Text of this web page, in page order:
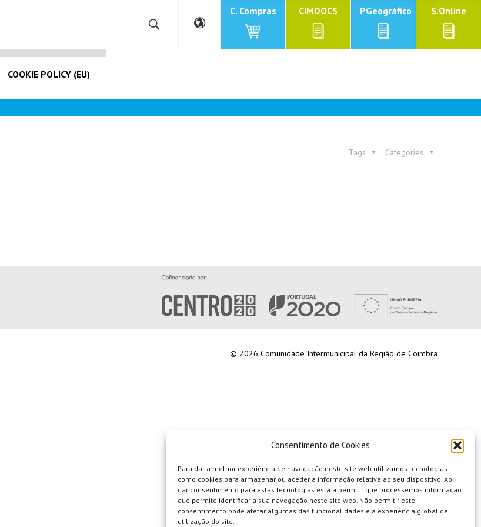
Consentimento de Cookies
Para dar a melhor experiência de navegação neste site web utilizamos tecnologias
como cookies para armazenar ou aceder a informação relativa ao seu dispositivo. Ao
dar consentimento para estas tecnologias está a permitir que processemos informação
que permite identificar a sua navegação neste site web. Não permitir este
consentimento pode afetar algumas das funcionalidades e a experiência global de
utilização do site.
COOKIE POLICY (EU)
C. Compras CIMDOCS PGeográfico S.Online
Categories
Tags
© 2026 Comunidade Intermunicipal da Região de Coimbra